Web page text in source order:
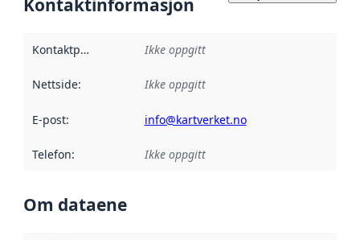
Kontaktinformasjon
Kontaktpunkt Ikke oppgitt
Nettside: Ikke oppgitt
E-post: info@kartverket.no
Telefon: Ikke oppgitt
Om dataene